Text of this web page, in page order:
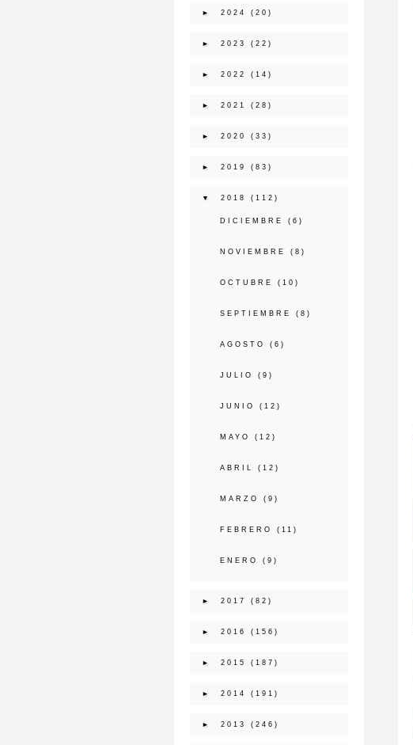
► 2024 (20)
► 2023 (22)
► 2022 (14)
► 2021 (28)
► 2020 (33)
► 2019 (83)
▼ 2018 (112)
DICIEMBRE (6)
NOVIEMBRE (8)
OCTUBRE (10)
SEPTIEMBRE (8)
AGOSTO (6)
JULIO (9)
JUNIO (12)
MAYO (12)
ABRIL (12)
MARZO (9)
FEBRERO (11)
ENERO (9)
► 2017 (82)
► 2016 (156)
► 2015 (187)
► 2014 (191)
► 2013 (246)